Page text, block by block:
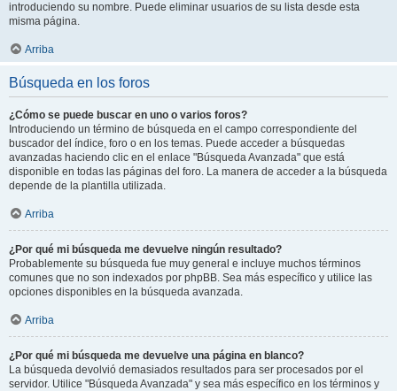
introduciendo su nombre. Puede eliminar usuarios de su lista desde esta
misma página.
Arriba
Búsqueda en los foros
¿Cómo se puede buscar en uno o varios foros?
Introduciendo un término de búsqueda en el campo correspondiente del
buscador del índice, foro o en los temas. Puede acceder a búsquedas
avanzadas haciendo clic en el enlace "Búsqueda Avanzada" que está
disponible en todas las páginas del foro. La manera de acceder a la búsqueda
depende de la plantilla utilizada.
Arriba
¿Por qué mi búsqueda me devuelve ningún resultado?
Probablemente su búsqueda fue muy general e incluye muchos términos
comunes que no son indexados por phpBB. Sea más específico y utilice las
opciones disponibles en la búsqueda avanzada.
Arriba
¿Por qué mi búsqueda me devuelve una página en blanco?
La búsqueda devolvió demasiados resultados para ser procesados por el
servidor. Utilice "Búsqueda Avanzada" y sea más específico en los términos y